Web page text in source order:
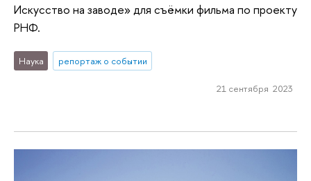
Искусство на заводе» для съёмки фильма по проекту
РНФ.
Наука репортаж о событии
21 сентября 2023